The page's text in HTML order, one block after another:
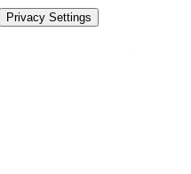
Privacy Settings